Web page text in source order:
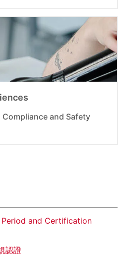
and Safety
Period and Certification
認證